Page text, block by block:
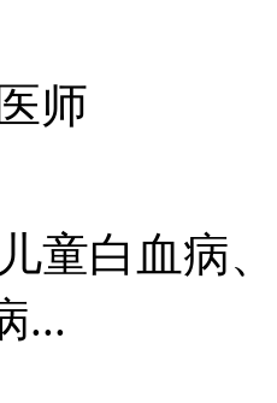
师
童白血病
...